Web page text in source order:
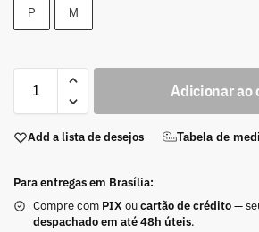
P M
Adicionar ao
Add a lista de desejos Tabela de
Para entregas em Brasília:
Compre com PIX oucartão de crédito—
despachado em até 48h úteis.